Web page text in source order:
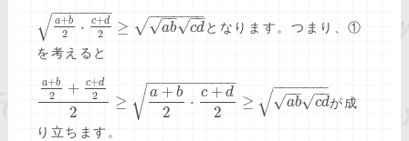
a+b
2 ⋅ c+d
2
− −
−−−−−
√ ≥ ab
−−
√ cd
−−
√
− −
−−−−−
√
となります。つまり、①
を考えると
a+b
2 + c+d
2
2
≥
a + b
2
⋅
c + d
2
− −
−−−−−−−−−
√ ≥ ab
−−
√ cd
−−
√
− −
−−−−−
√ が成
り立ちます。